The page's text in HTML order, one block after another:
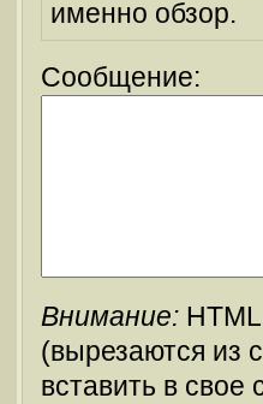
именно обзор.
Сообщение:
Внимание:
(вырезаются из
вставить в